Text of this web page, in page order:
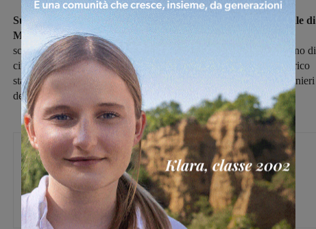
Sul posto sono accorsi gli agenti del corpo di Polizia municipale di
Montevarchiche poco dopo sono riusciti a trovare e fermare lo
scippatore, recuperando anche la borsa. Si tratta di un uomo italiano di
circa quarant’anni, già con precedenti. Sulle imputazioni a suo carico
sta lavorando la Polizia municipale in collaborazione con i Carabinieri
della stazione di Montevarchi.
Glenda Venturini
Capo redattore